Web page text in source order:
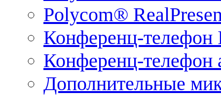
Polycom®
Конференц-телефон
Конференц-телефон
Дополнительные